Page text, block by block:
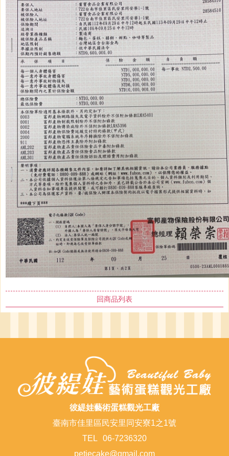
回商品列表
彼緹娃藝術蛋糕觀光工廠
臺南市佳里區民安里同安寮1之1號
TEL
06-7236320
petiecake@gmail.com